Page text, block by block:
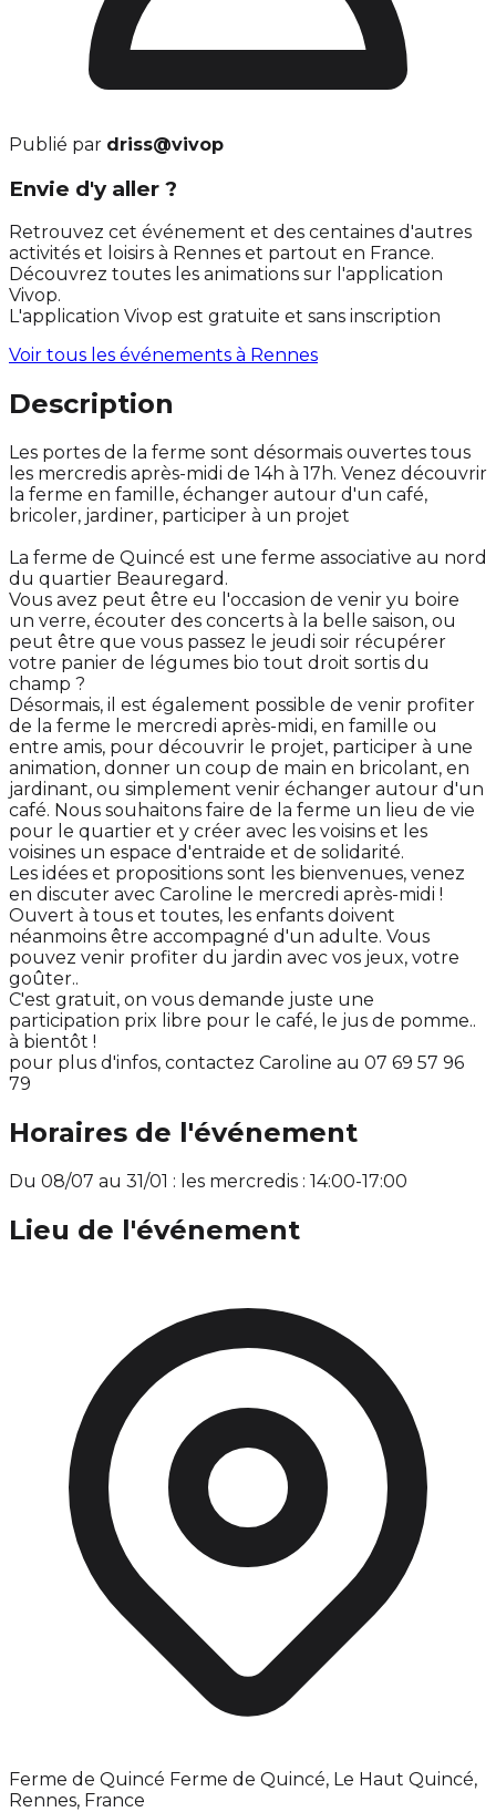
Publié par driss@vivop
Envie d'y aller ?
Retrouvez cet événement et des centaines d'autres
activités et loisirs à Rennes et partout en France.
Découvrez toutes les animations sur l'application
Vivop.
L'application Vivop est gratuite et sans inscription
Voir tous les événements à Rennes
Description
Les portes de la ferme sont désormais ouvertes tous
les mercredis après-midi de 14h à 17h. Venez découvrir
la ferme en famille, échanger autour d'un café,
bricoler, jardiner, participer à un projet
La ferme de Quincé est une ferme associative au nord
du quartier Beauregard.
Vous avez peut être eu l'occasion de venir yu boire
un verre, écouter des concerts à la belle saison, ou
peut être que vous passez le jeudi soir récupérer
votre panier de légumes bio tout droit sortis du
champ ?
Désormais, il est également possible de venir profiter
de la ferme le mercredi après-midi, en famille ou
entre amis, pour découvrir le projet, participer à une
animation, donner un coup de main en bricolant, en
jardinant, ou simplement venir échanger autour d'un
café. Nous souhaitons faire de la ferme un lieu de vie
pour le quartier et y créer avec les voisins et les
voisines un espace d'entraide et de solidarité.
Les idées et propositions sont les bienvenues, venez
en discuter avec Caroline le mercredi après-midi !
Ouvert à tous et toutes, les enfants doivent
néanmoins être accompagné d'un adulte. Vous
pouvez venir profiter du jardin avec vos jeux, votre
goûter..
C'est gratuit, on vous demande juste une
participation prix libre pour le café, le jus de pomme..
à bientôt !
pour plus d'infos, contactez Caroline au 07 69 57 96
79
Horaires de l'événement
Du 08/07 au 31/01 : les mercredis : 14:00-17:00
Lieu de l'événement
Ferme de Quincé Ferme de Quincé, Le Haut Quincé,
Rennes, France